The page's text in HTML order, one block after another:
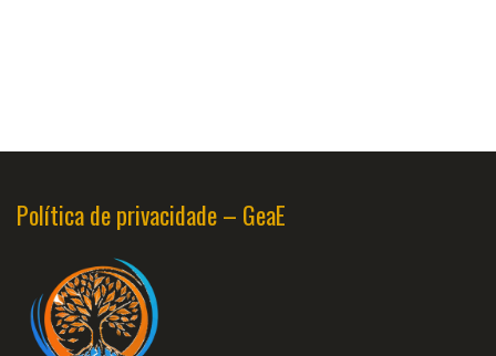
Política de privacidade – GeaE